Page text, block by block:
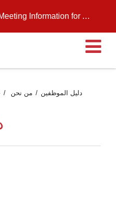
for August 11, 2026
من نحن دليل الموظفين